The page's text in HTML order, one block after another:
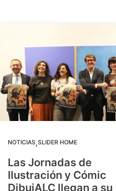
NOTICIAS,SLIDER HOME
Las Jornadas de
Ilustración y Cómic
DibujALC llegan a su